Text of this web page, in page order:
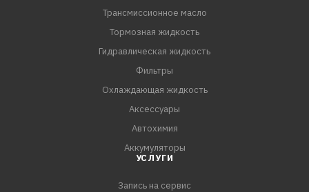
Трансмиссионное масло
Тормозная жидкость
Гидравлическая жидкость
Фильтры
Охлаждающая жидкость
Аксессуары
Автохимия
Аккумуляторы
УСЛУГИ
Запись на сервис